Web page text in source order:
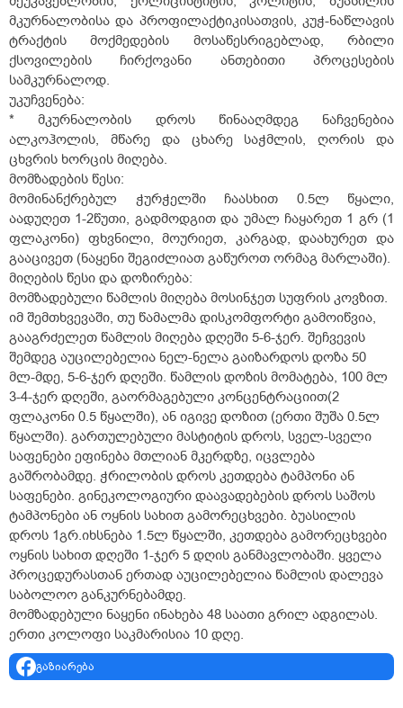
მკურნალობისა და პროფილაქტიკისათვის, კუჭ-ნაწლავის
ტრაქტის მოქმედების მოსაწესრიგებლად, რბილი
ქსოვილების ჩირქოვანი ანთებითი პროცესების
სამკურნალოდ.
უკუჩვენება:
* მკურნალობის დროს წინააღმდეგ ნაჩვენებია
ალკოჰოლის, მწარე და ცხარე საჭმლის, ღორის და
ცხვრის ხორცის მიღება.
მომზადების წესი:
მომინანქრებულ ჭურჭელში ჩაასხით 0.5ლ წყალი,
აადუღეთ 1-2წუთი, გადმოდგით და უმალ ჩაყარეთ 1 გრ (1
ფლაკონი) ფხვნილი, მოურიეთ, კარგად, დაახურეთ და
გააცივეთ (ნაყენი შეგიძლიათ გაწუროთ ორმაგ მარლაში).
მიღების წესი და დოზირება:
მომზადებული წამლის მიღება მოსინჯეთ სუფრის კოვზით.
იმ შემთხვევაში, თუ წამალმა დისკომფორტი გამოიწვია,
გააგრძელეთ წამლის მიღება დღეში 5-6-ჯერ. შეჩვევის
შემდეგ აუცილებელია ნელ-ნელა გაიზარდოს დოზა 50
მლ-მდე, 5-6-ჯერ დღეში. წამლის დოზის მომატება, 100 მლ
3-4-ჯერ დღეში, გაორმაგებული კონცენტრაციით(2
ფლაკონი 0.5 წყალში), ან იგივე დოზით (ერთი შუშა 0.5ლ
წყალში). გართულებული მასტიტის დროს, სველ-სველი
საფენები ეფინება მთლიან მკერდზე, იცვლება
გაშრობამდე. ჭრილობის დროს კეთდება ტამპონი ან
საფენები. გინეკოლოგიური დაავადებების დროს საშოს
ტამპონები ან ოყნის სახით გამორეცხვები. ბუასილის
დროს 1გრ.იხსნება 1.5ლ წყალში, კეთდება გამორეცხვები
ოყნის სახით დღეში 1-ჯერ 5 დღის განმავლობაში. ყველა
პროცედურასთან ერთად აუცილებელია წამლის დალევა
საბოლოო განკურნებამდე.
მომზადებული ნაყენი ინახება 48 საათი გრილ ადგილას.
ერთი კოლოფი საკმარისია 10 დღე.
გაზიარება